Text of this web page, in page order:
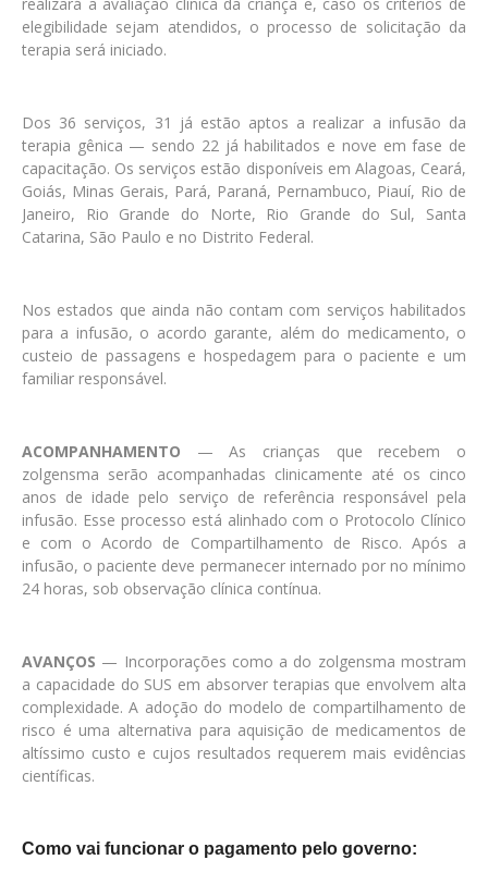
elegibilidade sejam atendidos, o processo de solicitação da
terapia será iniciado.
Dos 36 serviços, 31 já estão aptos a realizar a infusão da
terapia gênica — sendo 22 já habilitados e nove em fase de
capacitação. Os serviços estão disponíveis em Alagoas, Ceará,
Goiás, Minas Gerais, Pará, Paraná, Pernambuco, Piauí, Rio de
Janeiro, Rio Grande do Norte, Rio Grande do Sul, Santa
Catarina, São Paulo e no Distrito Federal.
Nos estados que ainda não contam com serviços habilitados
para a infusão, o acordo garante, além do medicamento, o
custeio de passagens e hospedagem para o paciente e um
familiar responsável.
ACOMPANHAMENTO — As crianças que recebem o
zolgensma serão acompanhadas clinicamente até os cinco
anos de idade pelo serviço de referência responsável pela
infusão. Esse processo está alinhado com o Protocolo Clínico
e com o Acordo de Compartilhamento de Risco. Após a
infusão, o paciente deve permanecer internado por no mínimo
24 horas, sob observação clínica contínua.
AVANÇOS — Incorporações como a do zolgensma mostram
a capacidade do SUS em absorver terapias que envolvem alta
complexidade. A adoção do modelo de compartilhamento de
risco é uma alternativa para aquisição de medicamentos de
altíssimo custo e cujos resultados requerem mais evidências
científicas.
Como vai funcionar o pagamento pelo governo: